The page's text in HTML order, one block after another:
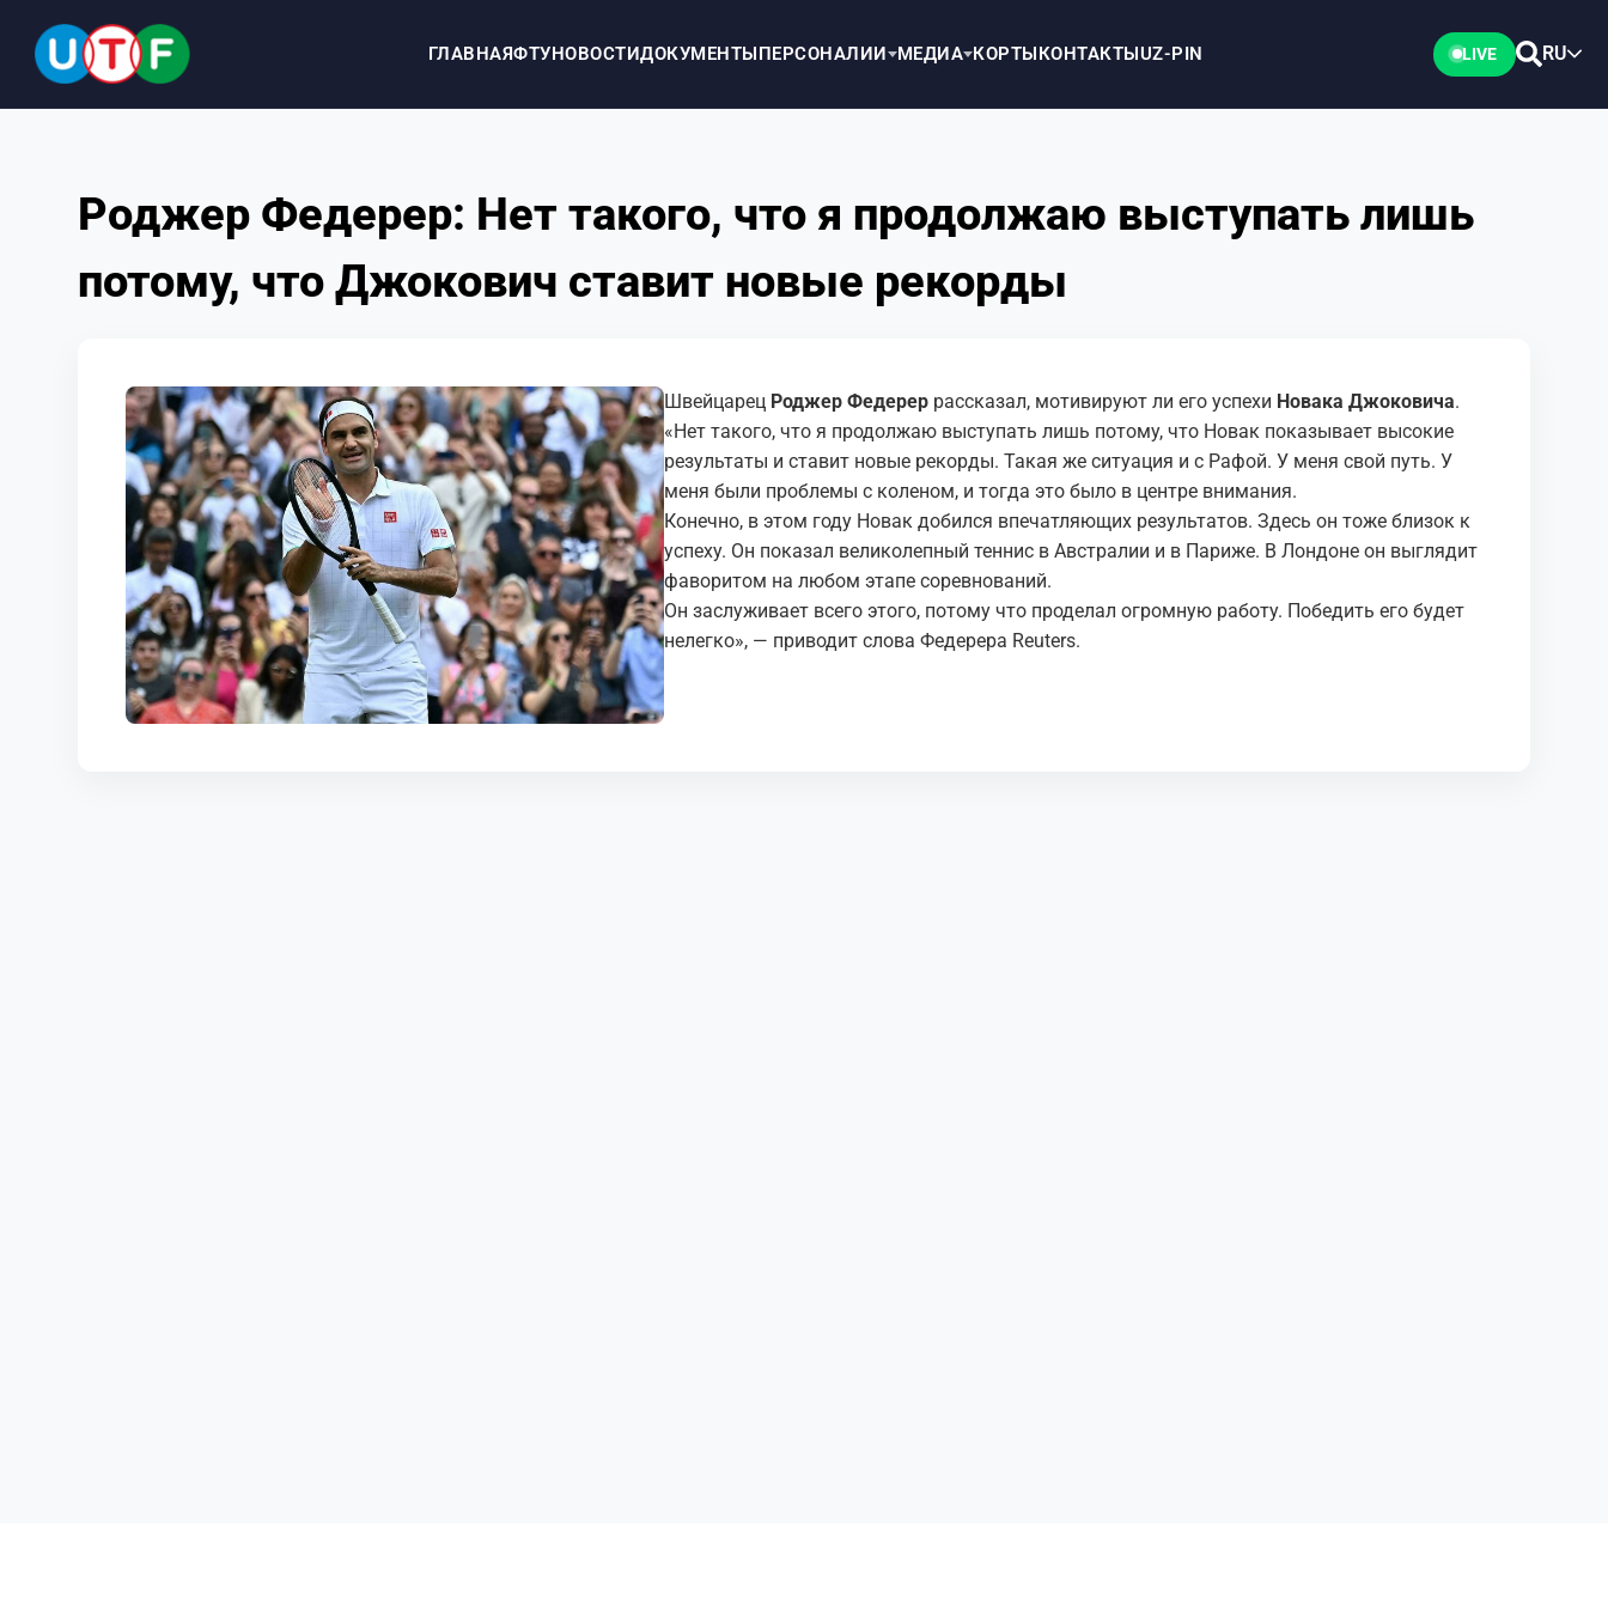
ГЛАВНАЯФТУНОВОСТИДОКУМЕНТЫПЕРСОНАЛИИ МЕДИА КОРТЫКОНТАКТЫUZ-PIN LIVE RU
ДОКУМЕНТЫ
ПЕРСОНАЛИИ
КОНТАКТЫ
Роджер Федерер: Нет такого, что я продолжаю выступать лишь
потому, что Джокович ставит новые рекорды
Швейцарец Роджер Федерер рассказал, мотивируют ли его успехи Новака Джоковича.
«Нет такого, что я продолжаю выступать лишь потому, что Новак показывает высокие
результаты и ставит новые рекорды. Такая же ситуация и с Рафой. У меня свой путь. У
меня были проблемы с коленом, и тогда это было в центре внимания.
Конечно, в этом году Новак добился впечатляющих результатов. Здесь он тоже близок к
успеху. Он показал великолепный теннис в Австралии и в Париже. В Лондоне он выглядит
фаворитом на любом этапе соревнований.
Он заслуживает всего этого, потому что проделал огромную работу. Победить его будет
нелегко», — приводит слова Федерера Reuters.